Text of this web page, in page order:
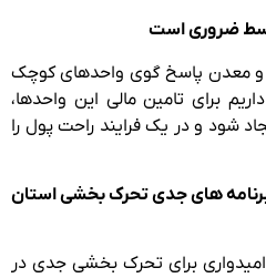
ضروری است
معدن پاسخ گوی واحدهای کوچک
برای تامین مالی این واحدها،
شود و در یک فرایند راحت پول را
های جدی تحرک بخشی استان
امیدواری برای تحرک بخشی جدی در